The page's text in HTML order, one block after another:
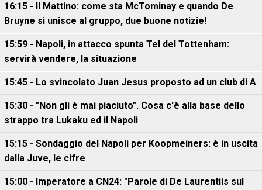
16:15 - Il Mattino: come sta McTominay e quando De
Bruyne si unisce al gruppo, due buone notizie!
15:59 - Napoli, in attacco spunta Tel del Tottenham:
servirà vendere, la situazione
15:45 - Lo svincolato Juan Jesus proposto ad un club di A
15:30 - "Non gli è mai piaciuto". Cosa c'è alla base dello
strappo tra Lukaku ed il Napoli
15:15 - Sondaggio del Napoli per Koopmeiners: è in uscita
dalla Juve, le cifre
15:00 - Imperatore a CN24: "Parole di De Laurentiis sul